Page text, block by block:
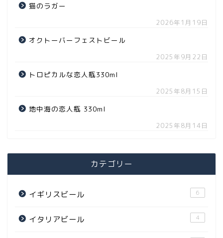
猫のラガー
2026年1月19日
オクトーバーフェストビール
2025年9月22日
トロピカルな恋人瓶330ml
2025年8月15日
地中海の恋人瓶 330ml
2025年8月14日
カテゴリー
イギリスビール 6
イタリアビール 4